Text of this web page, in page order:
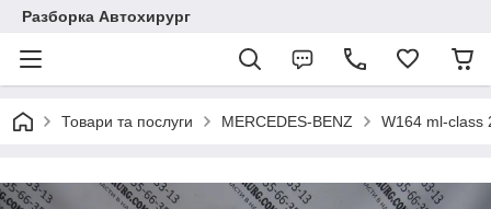
Разборка Автохирург
Товари та послуги MERCEDES-BENZ W164 ml-class